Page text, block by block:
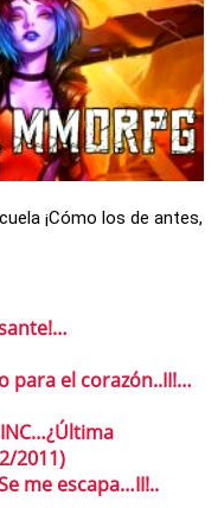
¡Cómo los de antes,
para el corazón..II!…
INC…¿Última
2011)
me escapa…II!..